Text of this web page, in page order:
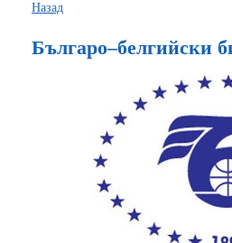
Назад
Българо–белгийски